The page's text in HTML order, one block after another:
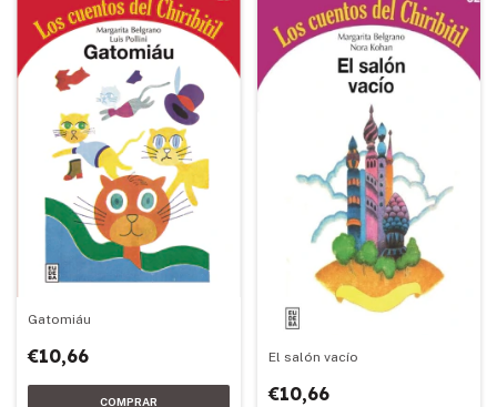
Gatomiáu
€10,66 El salón vacío
€10,66